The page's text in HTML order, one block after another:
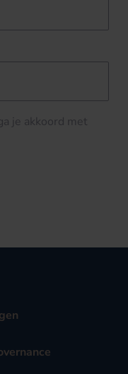
je akkoord met